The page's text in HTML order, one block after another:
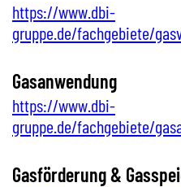
https://www.dbi-
gruppe.de/fachgebiete/
Gasanwendung
https://www.dbi-
gruppe.de/fachgebiete/
Gasförderung &